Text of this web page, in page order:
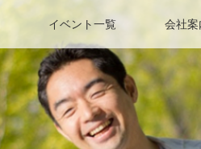
イベント一覧 会社案